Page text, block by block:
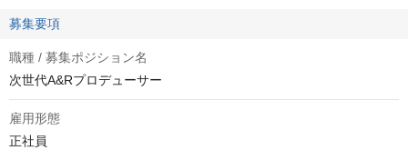
募集要項
職種 / 募集ポジション名
次世代A&Rプロデューサー
雇用形態
正社員